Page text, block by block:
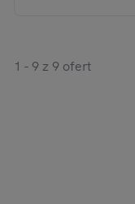
1 - 9 z 9 ofert